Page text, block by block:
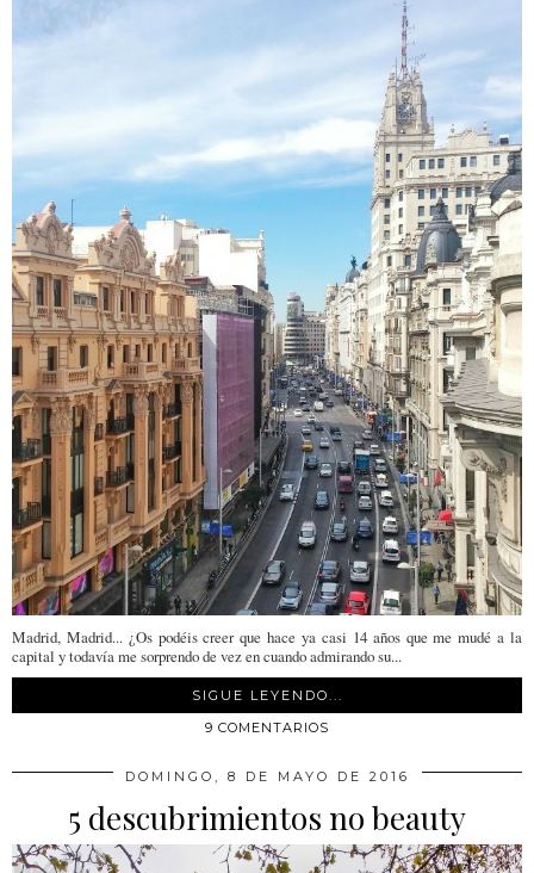
Madrid, Madrid... ¿Os podéis creer que hace ya casi 14 años que me mudé a la
capital y todavía me sorprendo de vez en cuando admirando su...
SIGUE LEYENDO...
9 COMENTARIOS
DOMINGO, 8 DE MAYO DE 2016
5 descubrimientos no beauty